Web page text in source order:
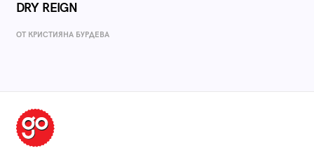
DRY REIGN
ОТ КРИСТИЯНА БУРДЕВА